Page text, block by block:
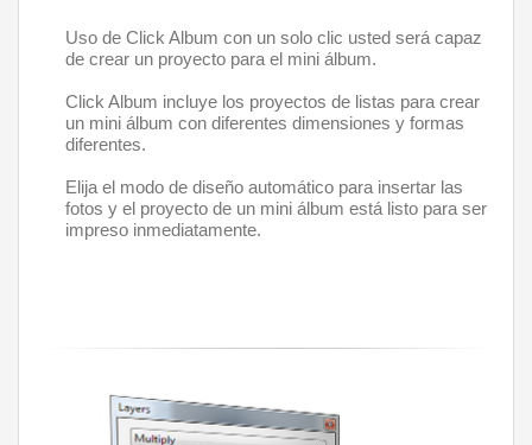
Uso de Click Album con un solo clic usted será capaz
de crear un proyecto para el mini álbum.
Click Album incluye los proyectos de listas para crear
un mini álbum con diferentes dimensiones y formas
diferentes.
Elija el modo de diseño automático para insertar las
fotos y el proyecto de un mini álbum está listo para ser
impreso inmediatamente.